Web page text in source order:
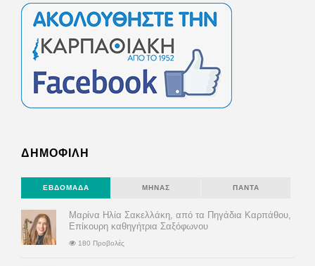
ΔΗΜΟΦΙΛΗ
ΕΒΔΟΜΆΔΑ ΜΉΝΑΣ ΠΆΝΤΑ
Μαρίνα Ηλία Σακελλάκη, από τα Πηγάδια Καρπάθου,
Επίκουρη καθηγήτρια Σαξόφωνου
180 Προβολές